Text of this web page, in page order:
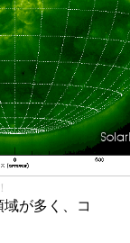
が多く、コ